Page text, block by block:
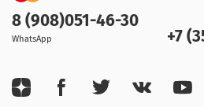
8 (908)051-46-30
WhatsApp +7